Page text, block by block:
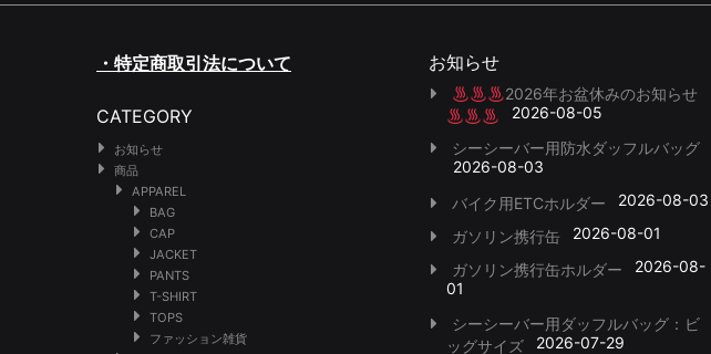
・特定商取引法について
CATEGORY
お知らせ
商品
APPAREL
BAG
CAP
JACKET
PANTS
T-SHIRT
TOPS
ファッション雑貨
お知らせ
2026年お盆休みのお知らせ
2026-08-05
シーシーバー用防水ダッフルバッグ
2026-08-03
バイク用ETCホルダー
2026-08-03
ガソリン携行缶
2026-08-01
ガソリン携行缶ホルダー
2026-08-
01
シーシーバー用ダッフルバッグ：ビ
ッグサイズ
2026-07-29